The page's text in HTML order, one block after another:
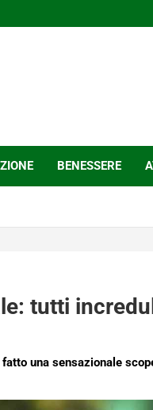
BENESSERE
tutti
una sensazionale